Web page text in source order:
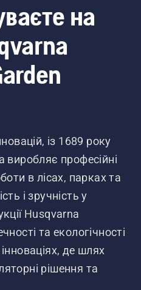
на
із 1689 року
виробляє професійні
в лісах, парках та
і зручність у
Husqvarna
та екологічності
де шлях
рішення та